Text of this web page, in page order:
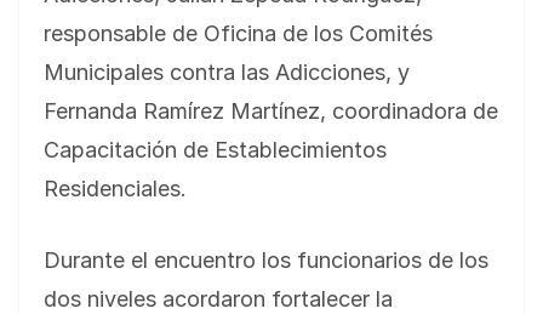
responsable de Oficina de los Comités
Municipales contra las Adicciones, y
Fernanda Ramírez Martínez, coordinadora de
Capacitación de Establecimientos
Residenciales.
Durante el encuentro los funcionarios de los
dos niveles acordaron fortalecer la